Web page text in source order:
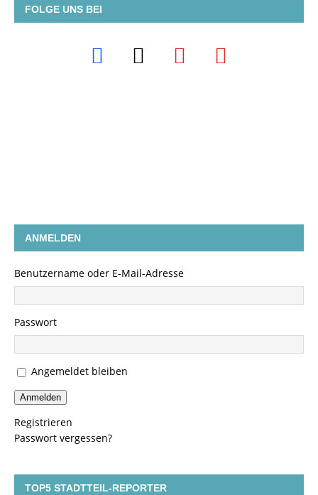
FOLGE UNS BEI
ANMELDEN
Benutzername oder E-Mail-Adresse
Passwort
Angemeldet bleiben
Anmelden
Registrieren
Passwort vergessen?
TOP5 STADTTEIL-REPORTER